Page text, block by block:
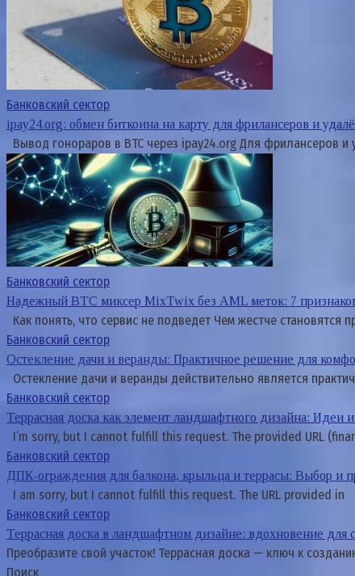
Банковский сектор
ipay24.org: обмен биткоина на карту для фрилансеров и
Вывод гонораров в BTC через ipay24.org Для фрилансеров
Банковский сектор
Надежный BTC миксер MixTwix без AML меток: 7
Как понять, что сервис не подведет Чем жестче становятся
Банковский сектор
Остекление дачи и веранды: Практичное решение для
Остекление дачи и веранды действительно является
Банковский сектор
Террасная доска как элемент ландшафтного дизайна: Идеи
I’m sorry, but I cannot fulfill this request. The provided URL
Банковский сектор
ДПК-ограждения для балкона, крыльца и террасы: Выбор и
I am sorry, but I cannot fulfill this request. The URL provided in
Банковский сектор
Террасная доска в ландшафтном дизайне: вдохновение
Преобразите свой участок! Террасная доска — ключ к
Поиск